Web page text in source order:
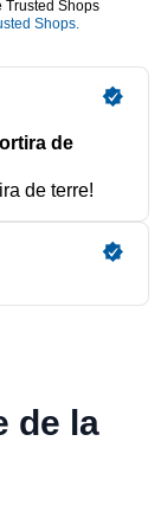
de la